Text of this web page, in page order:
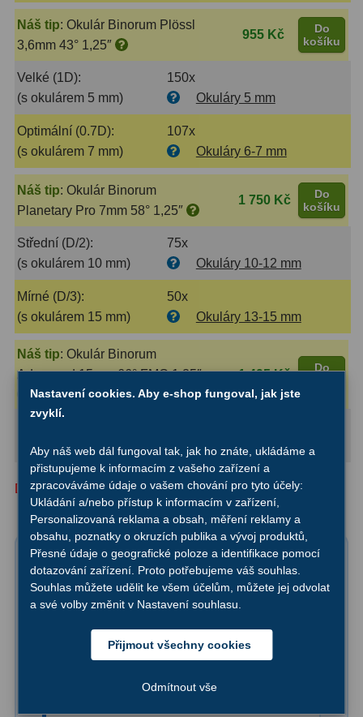
Monokuláry20
Dárkové1
Binokulární dalekohledy
Astronomické44
Lovecké a turistické114
Univerzální
Kapesní14
Dětské7
Námořní12
Sportovní54
Divadelní2
Dálkoměry a Noční vidění
Dálkoměry 9
Noční vidění
Mikroskopy76
Pro děti 5
Hobby4
33
Náš tip: Okulár Binorum Plössl
3,6mm 43° 1,25″
955 Kč
Do
košíku
Velké (1D):
150x
(s okulárem 5 mm)
Okuláry 5 mm
Optimální (0.7D):
107x
(s okulárem 7 mm)
Okuláry 6-7 mm
Náš tip: Okulár Binorum
Planetary Pro 7mm 58° 1,25″
1 750 Kč
Do
košíku
Střední (D/2):
75x
(s okulárem 10 mm)
Okuláry 10-12 mm
Mírné (D/3):
50x
(s okulárem 15 mm)
Okuláry 13-15 mm
Náš tip: Okulár Binorum
Advanced 15mm 66° FMC 1,25″
1 495 Kč
Do
(s okulárem 30 mm)
Okuláry 21-30 mm
Doporučené zvětšení vyznačeny žlutou barvou
Pomůžeme vám vybrat
první dalekohled
Nevíte, který teleskop je pro vás ten pravý?
Napište nám nainfo@novedalekohledy.cz
Nastavení cookies. Aby e-shop fungoval, jak jste
zvyklí.
Aby náš web dál fungoval tak, jak ho znáte, ukládáme a
přistupujeme k informacím z vašeho zařízení a
zpracováváme údaje o vašem chování pro tyto účely:
Ukládání a/nebo přístup k informacím v zařízení,
Personalizovaná reklama a obsah, měření reklamy a
obsahu, poznatky o okruzích publika a vývoj produktů,
Přesné údaje o geografické poloze a identifikace pomocí
dotazování zařízení. Proto potřebujeme váš souhlas.
Souhlas můžete udělit ke všem účelům, můžete jej odvolat
a své volby změnit v Nastavení souhlasu.
Přijmout všechny cookies
Odmítnout vše